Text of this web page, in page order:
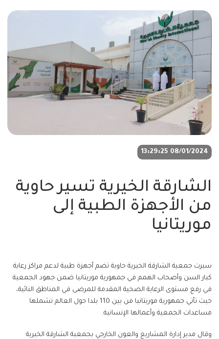
08/01/2024 13:29:25
الشارقة الخيرية تسير حاوية
من الأجهزة الطبية إلى
موريتانيا
سيرت جمعية الشارقة الخيرية حاوية تضم أجهزة طبية لدعم مراكز رعاية
كبار السن وأصحاب الهمم في جمهورية موريتانيا ضمن جهود الجمعية
في رفع مستوى الرعاية الصحية المقدمة للمرضى في المناطق النائية،
حيث تأتي جمهورية موريتانيا من بين 110 بلدا حول العالم تشملها
مساعدات الجمعية وأعمالها الإنسانية.
وقال مدير إدارة المشاريع والعون الخارجي بجمعية الشارقة الخيرية